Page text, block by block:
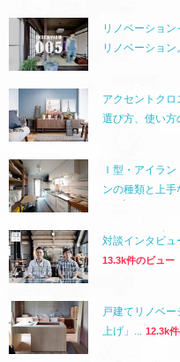
リノベーショ
リノベーション
アクセントクロ
選び方、使い方
Ｉ型・アイラ
ンの種類と上手
対談インタビュ
13.3k件のビュー
戸建てリノベ
上げ」...
12.3k